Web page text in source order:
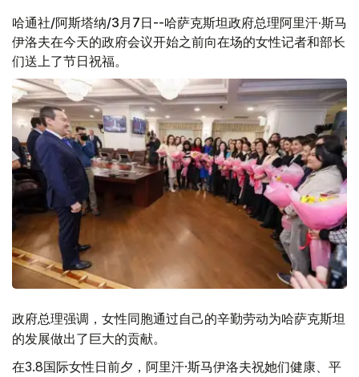
哈通社/阿斯塔纳/3月7日--哈萨克斯坦政府总理阿里汗·斯马
伊洛夫在今天的政府会议开始之前向在场的女性记者和部长
们送上了节日祝福。
政府总理强调，女性同胞通过自己的辛勤劳动为哈萨克斯坦
的发展做出了巨大的贡献。
在3.8国际女性日前夕，阿里汗·斯马伊洛夫祝她们健康、平